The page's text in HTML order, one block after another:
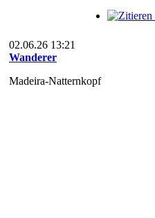
02.06.26 13:21
Wanderer
Madeira-Natternkopf